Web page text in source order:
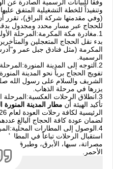
وفقاً للبيانات الرسمية الصادرة عن
وتنفيذاً للخطة التشغيلية المتفق
(وفي مقدمتها شركة البراق)، تقرر
للحجاج عبر مسار محدد ومجدول
‫1. مغادرة مكة المكرمة:‏المرحلة
بدء نقل الحجاج المتعجلين
المكرمة (مثل فنادق جبل عمر
الرسمية.
‫2. التوجه إلى المدينة المنورة:‏المرحلة
تفويج الحجاج برياً نحو المدينة
الشريف والسلام على رسول الله
يزرها في مرحلة الذهاب.
‫3. انطلاق الرحلات العكسية:‏المرحلة
تأكيد الهيئة أن مطار المدينة المنورة
لضمان عودة كافة الحجاج البالغ عددهم حوالي 7800
‫4. الوصول إلى المطارات المحلية:
استقبال الرحلات تباعاً في المطارات
مصراتة، سبها، الأبرق، وطبرق)
الأحمر.